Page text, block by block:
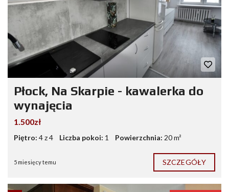
Płock, Na Skarpie - kawalerka do
wynajęcia
1.500zł
Piętro: 4 z 4 Liczba pokoi: 1 Powierzchnia: 20 m²
5 miesięcy temu SZCZEGÓŁY